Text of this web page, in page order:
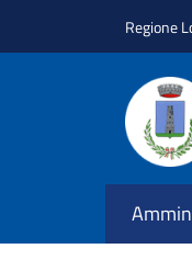
Regione